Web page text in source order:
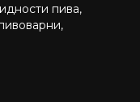
пива,